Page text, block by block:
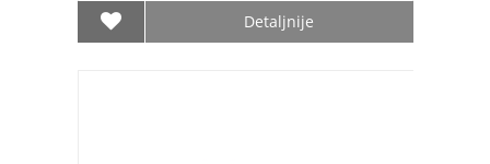
Detaljnije